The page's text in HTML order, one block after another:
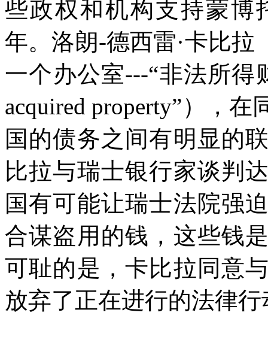
些政权和机构支持蒙博
年。洛朗-德西雷·卡比拉
一个办公室---“非法所得
acquired property”），在
国的债务之间有明显的
比拉与瑞士银行家谈判
国有可能让瑞士法院强
合谋盗用的钱，这些钱
可耻的是，卡比拉同意
放弃了正在进行的法律行